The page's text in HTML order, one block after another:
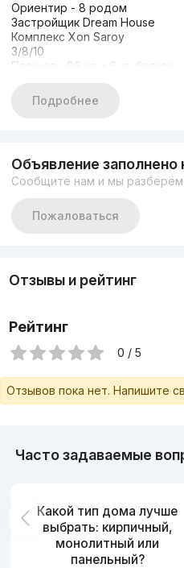
Ориентир - 8 родом
Застройщик Dream House
Комплекс Xon Saroy
3/8/10
Площадь 86 кв и 6 кв балкон
+99893-315-77-77
Подробнее
Объявление заполнено
Сообщите нам и мы
Пожаловаться
Отзывы и рейтинг
Рейтинг
0 / 5
Отзывов пока нет. Напишите
Часто задаваемые
Какой тип дома лучше
выбрать: кирпичный,
монолитный или
панельный?